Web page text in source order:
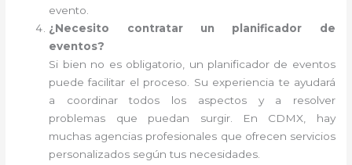
evento.
¿Necesito contratar un planificador de
eventos?
Si bien no es obligatorio, un planificador de eventos
puede facilitar el proceso. Su experiencia te ayudará
a coordinar todos los aspectos y a resolver
problemas que puedan surgir. En CDMX, hay
muchas agencias profesionales que ofrecen servicios
personalizados según tus necesidades.